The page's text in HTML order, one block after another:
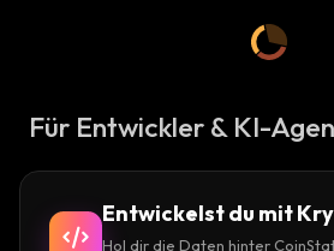
Für Entwickler & KI-
Entwickelst du mit
Hol dir die Daten hinter